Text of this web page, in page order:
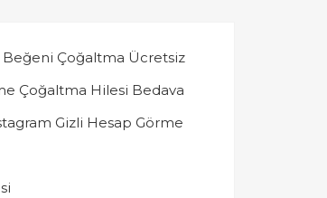
Çoğaltma Ücretsiz
Çoğaltma Hilesi Bedava
Gizli Hesap Görme